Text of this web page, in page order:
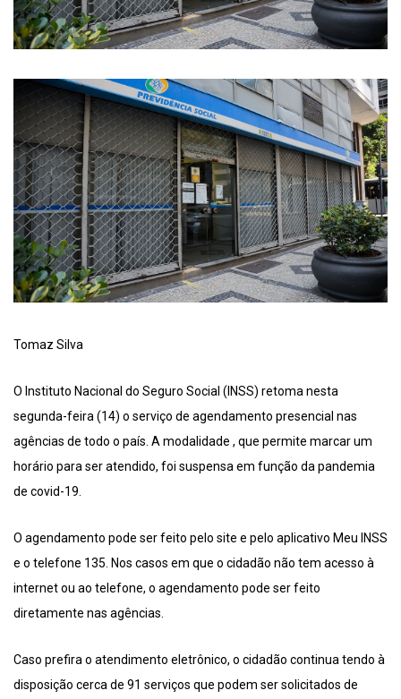
Tomaz Silva
O Instituto Nacional do Seguro Social (INSS) retoma nesta
segunda-feira (14) o serviço de agendamento presencial nas
agências de todo o país. A modalidade , que permite marcar um
horário para ser atendido, foi suspensa em função da pandemia
de covid-19.
O agendamento pode ser feito pelo site e pelo aplicativo Meu INSS
e o telefone 135. Nos casos em que o cidadão não tem acesso à
internet ou ao telefone, o agendamento pode ser feito
diretamente nas agências.
Caso prefira o atendimento eletrônico, o cidadão continua tendo à
disposição cerca de 91 serviços que podem ser solicitados de